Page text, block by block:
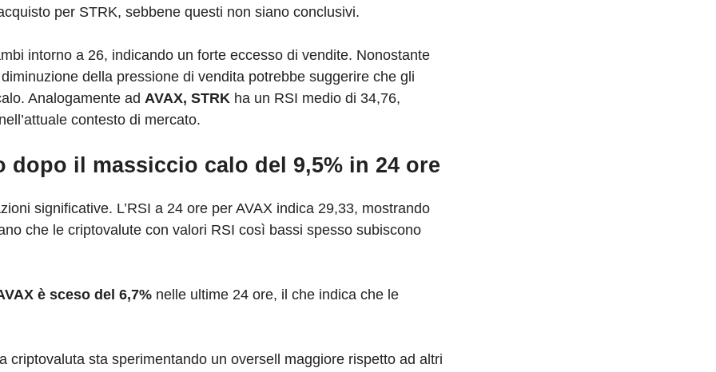
per STRK, sebbene questi non siano conclusivi.
intorno a 26, indicando un forte eccesso di vendite. Nonostante
della pressione di vendita potrebbe suggerire che gli
Analogamente ad AVAX, STRK ha un RSI medio di 34,76,
contesto di mercato.
dopo il massiccio calo del 9,5% in 24 ore
significative. L’RSI a 24 ore per AVAX indica 29,33, mostrando
che le criptovalute con valori RSI così bassi spesso subiscono
è sceso del 6,7% nelle ultime 24 ore, il che indica che le
criptovaluta sta sperimentando un oversell maggiore rispetto ad altri